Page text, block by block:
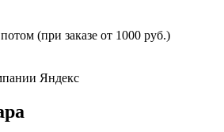
(при заказе от 1000 руб.)
Яндекс